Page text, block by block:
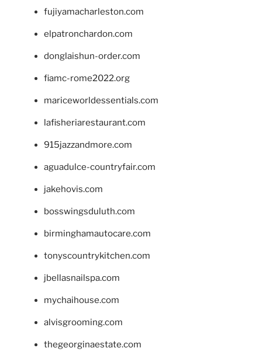
fujiyamacharleston.com
elpatronchardon.com
donglaishun-order.com
fiamc-rome2022.org
mariceworldessentials.com
lafisheriarestaurant.com
915jazzandmore.com
aguadulce-countryfair.com
jakehovis.com
bosswingsduluth.com
birminghamautocare.com
tonyscountrykitchen.com
jbellasnailspa.com
mychaihouse.com
alvisgrooming.com
thegeorginaestate.com